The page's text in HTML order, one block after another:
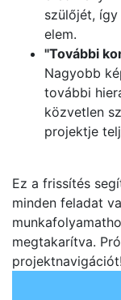
szülőjét,
elem.
"További
Nagyobb
további
közvetlen
projektje
Ez a frissítés
minden feladat
megtakarítva.
projektnavigációt!